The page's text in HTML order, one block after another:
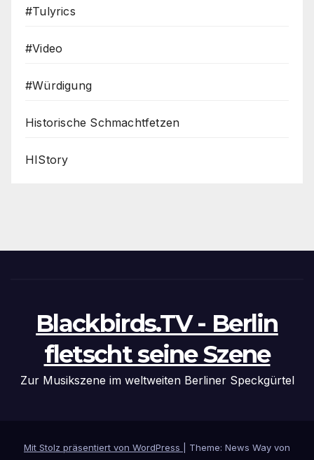
#Tulyrics
#Video
#Würdigung
Historische Schmachtfetzen
HIStory
Blackbirds.TV - Berlin
fletscht seine Szene
Zur Musikszene im weltweiten Berliner Speckgürtel
Mit Stolz präsentiert von WordPress
Theme: News Way von